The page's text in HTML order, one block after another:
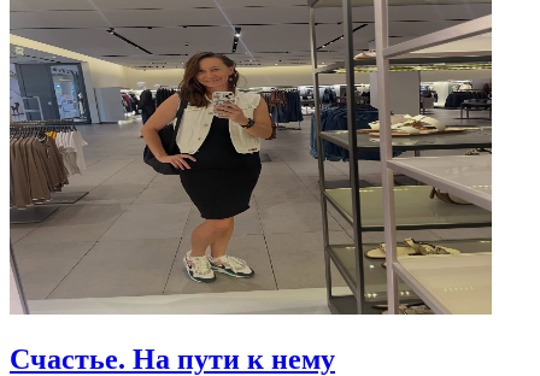
Счастье. На пути к нему